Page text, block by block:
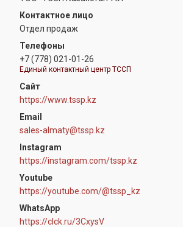
Отдел продаж
+7 (778) 021-01-26
Единый контактный центр ТССП
https://www.tssp.kz
sales-almaty@tssp.kz
Instagram
https://instagram.com/tssp.kz
Youtube
https://youtube.com/@tssp_kz
WhatsApp
https://clck.ru/3CxysV